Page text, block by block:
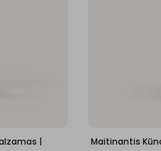
|
Maitinantis